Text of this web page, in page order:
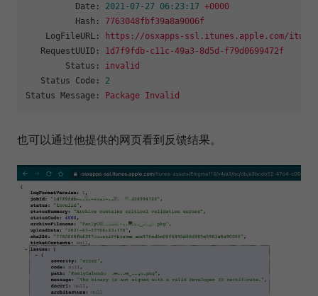
Date: 2021-07-27 06:23:17 +0000
Hash:
7763048fbf39a8a9006f
LogFileURL:
https://osxapps-ssl.itunes.apple.com/itunes-
RequestUUID:
1d7f9fdb-c11c-49a3-8d5d-f79d0699472f
Status:
invalid
Status Code:
2
Status Message:
Package Invalid
也可以通过他提供的网页看到反馈结果。